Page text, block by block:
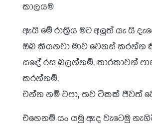
කාලයම
ඇයි මේ රාත්‍රිය මට අලුත් යැ යි
ඔබ කියනවා මාව වෙනස් කරන්න
සඳේ රස බලන්නම්. තාරකාවන්
කරන්නම්.
එන්න නම් එපා, තව ටිකක් ජීවත්
එහෙනම් යං යමු ඇද වැටෙමු